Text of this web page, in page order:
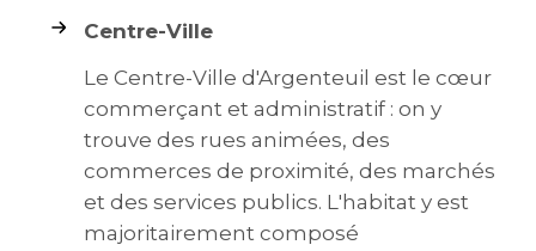
Centre-Ville
Le Centre-Ville d'Argenteuil est le cœur
commerçant et administratif : on y
trouve des rues animées, des
commerces de proximité, des marchés
et des services publics. L'habitat y est
majoritairement composé